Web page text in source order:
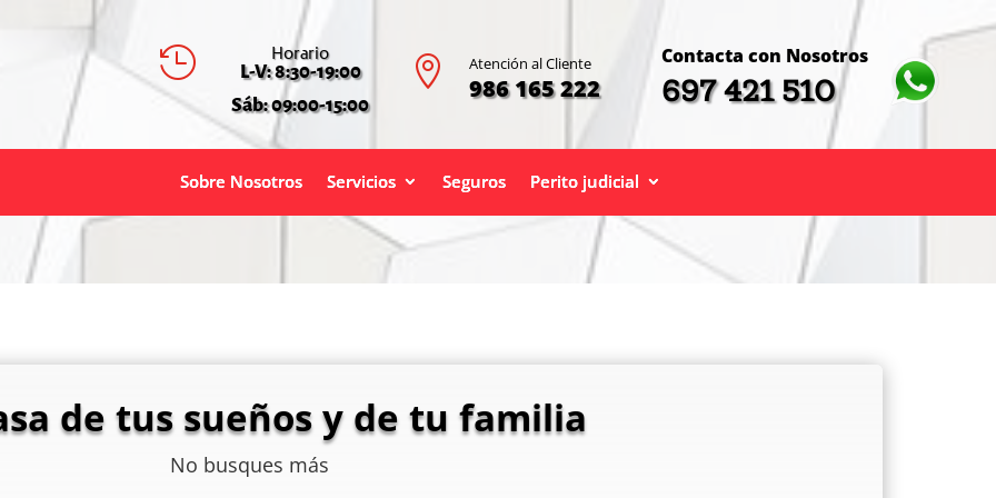
 Horario
L-V: 8:30-19:00
Sáb: 09:00-15:00
 Atención al Cliente
986 165 222
Contacta con Nosotros
697 421 510
Sobre Nosotros Servicios Seguros Perito judicial
de tus sueños y de tu familia
No busques más